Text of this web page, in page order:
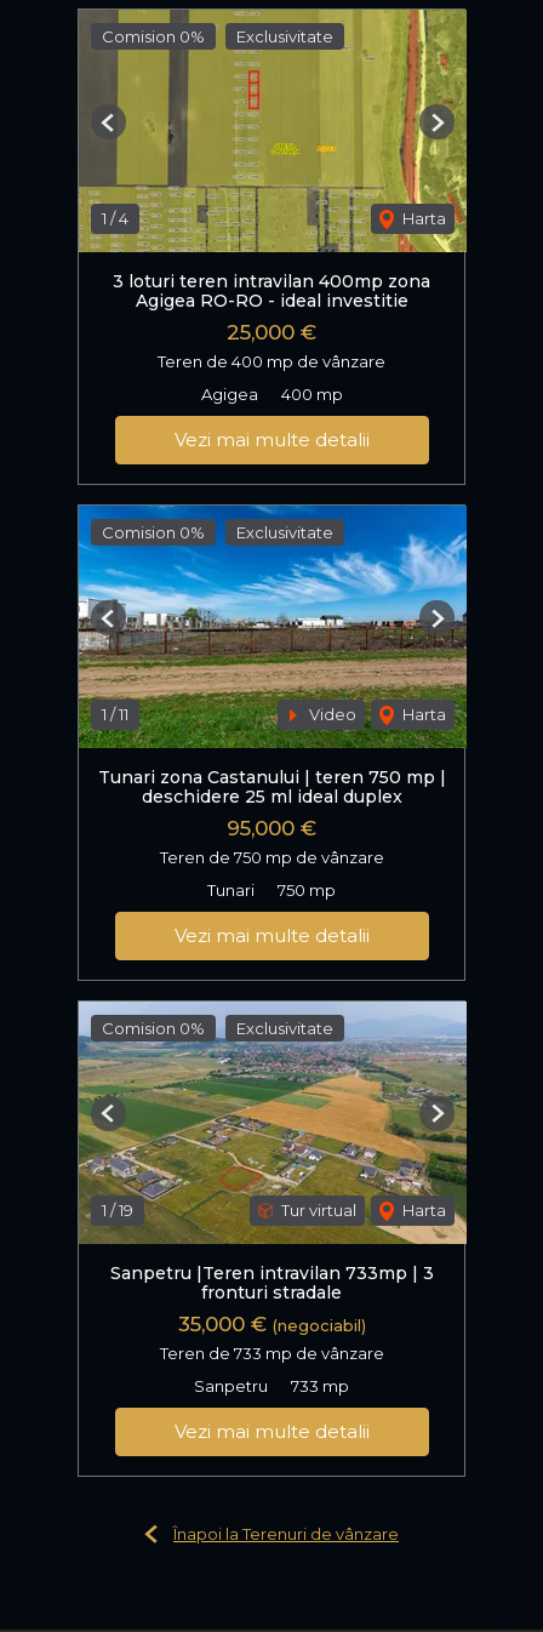
Comision 0% Exclusivitate
1 /4 Harta
Previous Next
3 loturi teren intravilan 400mp zona
Agigea RO-RO - ideal investitie
25,000 €
Teren de 400 mp de vânzare
Agigea
400 mp
Vezi mai multe detalii
Comision 0% Exclusivitate
1 /11 Video Harta
Previous Next
Tunari zona Castanului | teren 750 mp |
deschidere 25 ml ideal duplex
95,000 €
Teren de 750 mp de vânzare
Tunari
750 mp
Vezi mai multe detalii
Comision 0% Exclusivitate
1 /19 Tur virtual Harta
Previous Next
Sanpetru |Teren intravilan 733mp | 3
fronturi stradale
35,000 € (negociabil)
Teren de 733 mp de vânzare
Sanpetru
733 mp
Vezi mai multe detalii
Înapoi la Terenuri de vânzare